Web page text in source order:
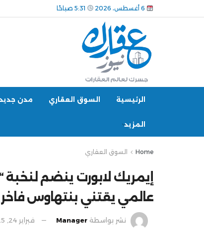
الرئيسية السوق العقاري مدن
المزيد
Home السوق العقاري
إيمريك لابورت ينضم لنخبة
عالمي يقتني بنتهاوس فاخر
نشر بواسطة Manager فبراير 24, 2025